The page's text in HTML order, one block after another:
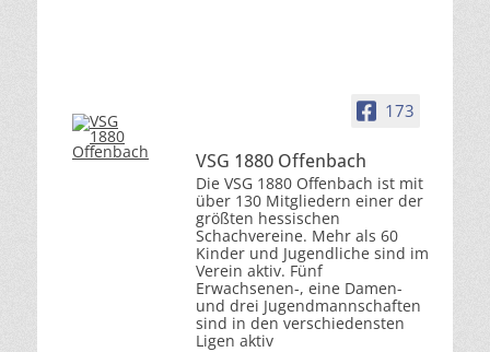
173
VSG 1880 Offenbach
Die VSG 1880 Offenbach ist mit
über 130 Mitgliedern einer der
größten hessischen
Schachvereine. Mehr als 60
Kinder und Jugendliche sind im
Verein aktiv. Fünf
Erwachsenen-, eine Damen-
und drei Jugendmannschaften
sind in den verschiedensten
Ligen aktiv